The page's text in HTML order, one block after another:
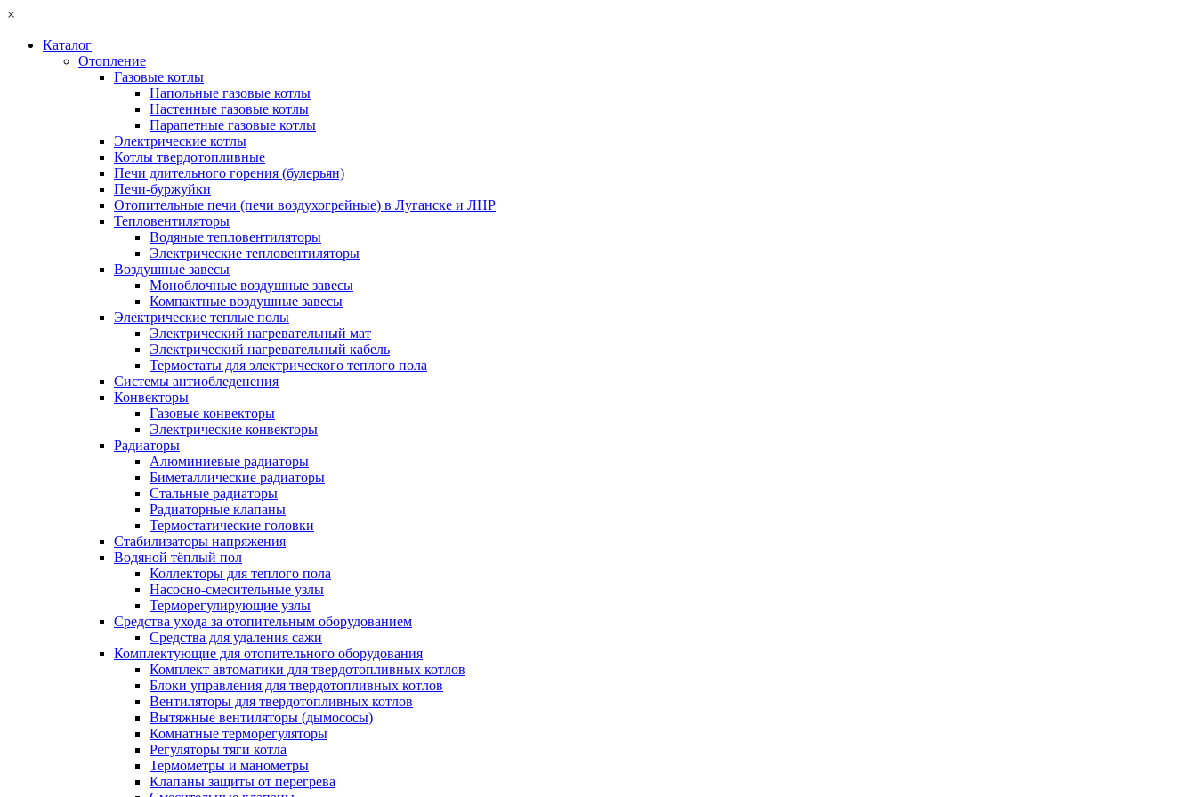
×
Каталог
Отопление
Газовые котлы
Напольные газовые котлы
Настенные газовые котлы
Парапетные газовые котлы
Электрические котлы
Котлы твердотопливные
Печи длительного горения (булерьян)
Печи-буржуйки
Отопительные печи (печи воздухогрейные) в Луганске и ЛНР
Тепловентиляторы
Водяные тепловентиляторы
Электрические тепловентиляторы
Воздушные завесы
Моноблочные воздушные завесы
Компактные воздушные завесы
Электрические теплые полы
Электрический нагревательный мат
Электрический нагревательный кабель
Термостаты для электрического теплого пола
Системы антиобледенения
Конвекторы
Газовые конвекторы
Электрические конвекторы
Радиаторы
Алюминиевые радиаторы
Биметаллические радиаторы
Стальные радиаторы
Радиаторные клапаны
Термостатические головки
Стабилизаторы напряжения
Водяной тёплый пол
Коллекторы для теплого пола
Насосно-смесительные узлы
Терморегулирующие узлы
Средства ухода за отопительным оборудованием
Средства для удаления сажи
Комплектующие для отопительного оборудования
Комплект автоматики для твердотопливных котлов
Блоки управления для твердотопливных котлов
Вентиляторы для твердотопливных котлов
Вытяжные вентиляторы (дымососы)
Комнатные терморегуляторы
Регуляторы тяги котла
Термометры и манометры
Клапаны защиты от перегрева